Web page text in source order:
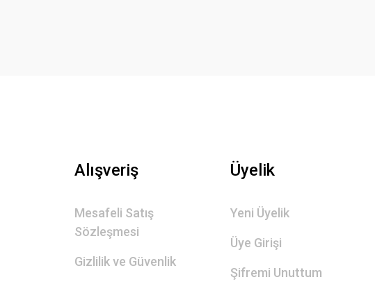
Alışveriş
Mesafeli Satış
Sözleşmesi
Gizlilik ve Güvenlik
Üyelik
Yeni Üyelik
Üye Girişi
Şifremi Unuttum